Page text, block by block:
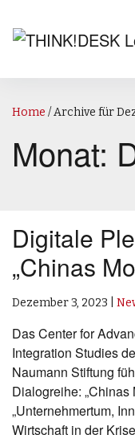
Home /Archive für
Monat:
Digitale
„Chinas
Dezember 3, 2023
Das Center for
Integration Studies
Naumann Stiftung
Dialogreihe: „Chinas
„Unternehmertum,
Wirtschaft in der